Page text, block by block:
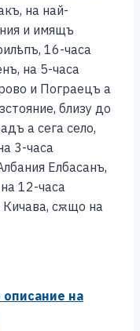
на най-
и имящъ
16-часа
на 5-часа
и Пограецъ а
близу до
а сега село,
3-часа
Елбасанъ,
12-часа
Кичава, сѫщо на
описание на